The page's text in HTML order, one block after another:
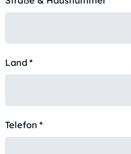
Land*
Telefon *